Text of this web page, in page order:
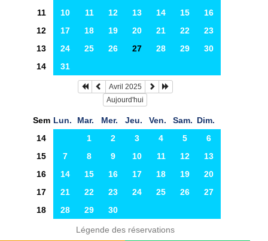
11
10 11 12 13 14 15
16
12
17 18 19 20 21 22
23
13
24 25 26 27 28 29
30
14
31
Avril 2025
Aujourd'hui
Sem Lun. Mar. Mer. Jeu. Ven. Sam. Dim.
14
1 2 3 4 5
6
15
7 8 9 10 11 12
13
16
14 15 16 17 18 19
20
17
21 22 23 24 25 26
27
18
28 29 30
Légende des réservations